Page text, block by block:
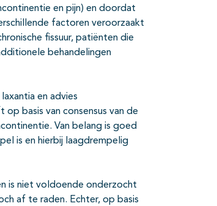
en pijn) en doordat
factoren veroorzaakt
fissuur, patiënten die
behandelingen
en advies
basis van consensus van de
Van belang is goed
is en hierbij laagdrempelig
is niet voldoende onderzocht
af te raden. Echter, op basis